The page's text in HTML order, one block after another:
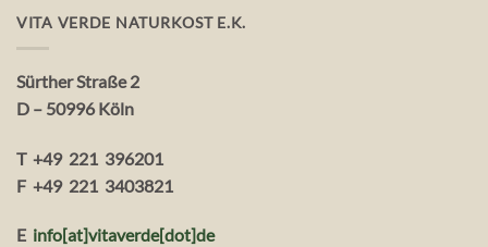
VITA VERDE NATURKOST E.K.
Sürther Straße 2
D – 50996 Köln
T +49 221 396201
F +49 221 3403821
E info[at]vitaverde[dot]de